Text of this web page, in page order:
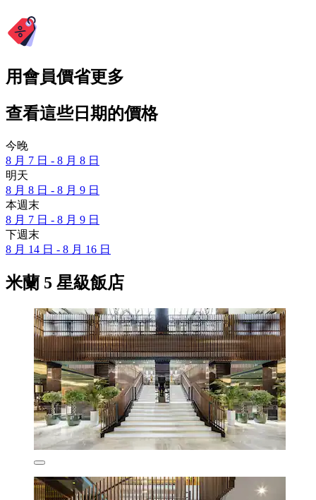
用會員價省更多
查看這些日期的價格
今晚
8 月 7 日 - 8 月 8 日
明天
8 月 8 日 - 8 月 9 日
本週末
8 月 7 日 - 8 月 9 日
下週末
8 月 14 日 - 8 月 16 日
米蘭 5 星級飯店